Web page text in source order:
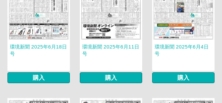
環境新聞 2025年6月18日
号
購入
環境新聞 2025年6月11日
号
購入
環境新聞 2025年6月4日
号
購入